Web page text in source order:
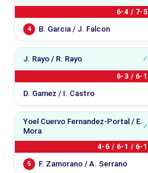
6-4 / 7-5
4 B. Garcia / J. Falcon
J. Rayo / R. Rayo
6-3 / 6-1
D. Gamez / I. Castro
Yoel Cuervo Fernandez-Portal / E.
Mora
4-6 / 6-1 / 6-1
5 F. Zamorano / A. Serrano